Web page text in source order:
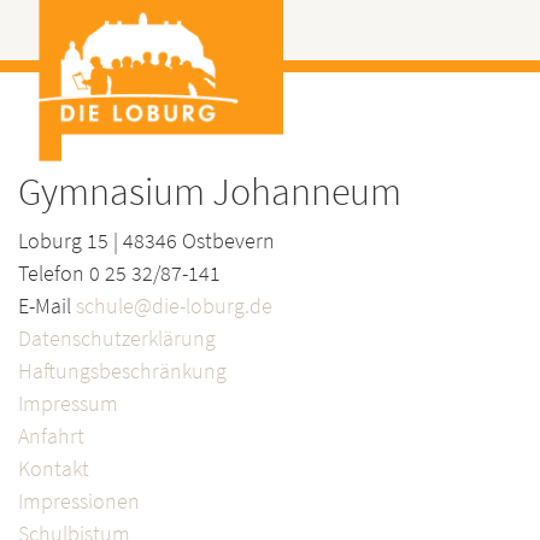
Gymnasium Johanneum
Loburg 15 | 48346 Ostbevern
Telefon 0 25 32/87-141
E-Mail schule@die-loburg.de
Datenschutzerklärung
Haftungsbeschränkung
Impressum
Anfahrt
Kontakt
Impressionen
Schulbistum